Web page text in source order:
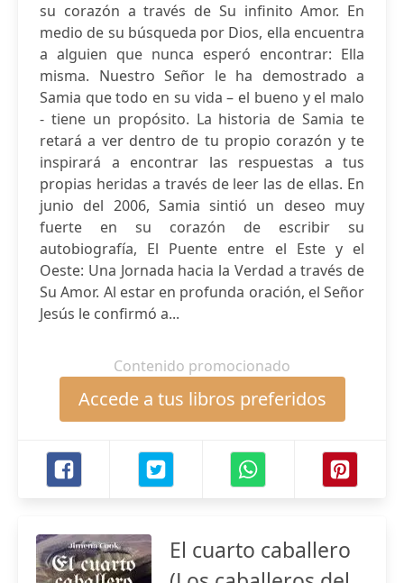
su corazón a través de Su infinito Amor. En
medio de su búsqueda por Dios, ella encuentra
a alguien que nunca esperó encontrar: Ella
misma. Nuestro Señor le ha demostrado a
Samia que todo en su vida – el bueno y el malo
- tiene un propósito. La historia de Samia te
retará a ver dentro de tu propio corazón y te
inspirará a encontrar las respuestas a tus
propias heridas a través de leer las de ellas. En
junio del 2006, Samia sintió un deseo muy
fuerte en su corazón de escribir su
autobiografía, El Puente entre el Este y el
Oeste: Una Jornada hacia la Verdad a través de
Su Amor. Al estar en profunda oración, el Señor
Jesús le confirmó a...
Contenido promocionado
Accede a tus libros preferidos
El cuarto caballero